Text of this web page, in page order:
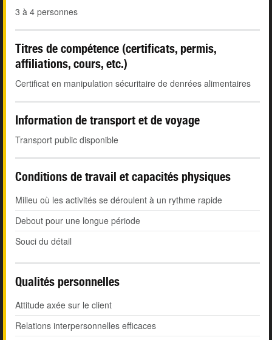
3 à 4 personnes
Titres de compétence (certificats, permis,
affiliations, cours, etc.)
Certificat en manipulation sécuritaire de denrées alimentaires
Information de transport et de voyage
Transport public disponible
Conditions de travail et capacités physiques
Milieu où les activités se déroulent à un rythme rapide
Debout pour une longue période
Souci du détail
Qualités personnelles
Attitude axée sur le client
Relations interpersonnelles efficaces